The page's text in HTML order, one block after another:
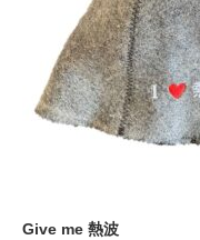
Give me 熱波